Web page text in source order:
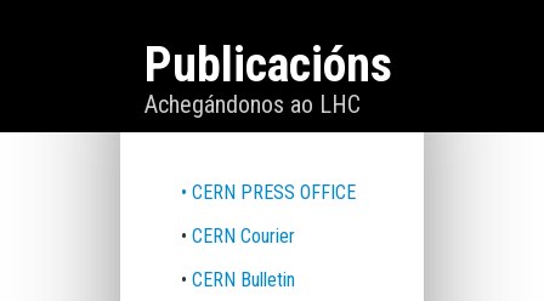
Publicacións
Achegándonos ao LHC
• CERN PRESS OFFICE
• CERN Courier
• CERN Bulletin